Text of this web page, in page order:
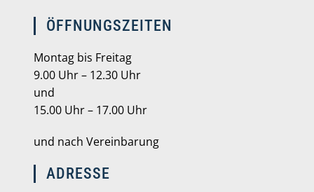
ÖFFNUNGSZEITEN
Montag bis Freitag
9.00 Uhr – 12.30 Uhr
und
15.00 Uhr – 17.00 Uhr
und nach Vereinbarung
ADRESSE